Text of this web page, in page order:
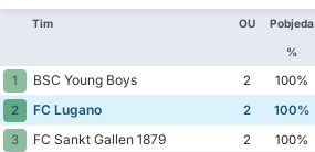
Tim OU Pobjeda
%
1 BSC Young Boys 2 100%
2
FC Lugano 2 100%
3
FC Sankt Gallen 1879 2 100%